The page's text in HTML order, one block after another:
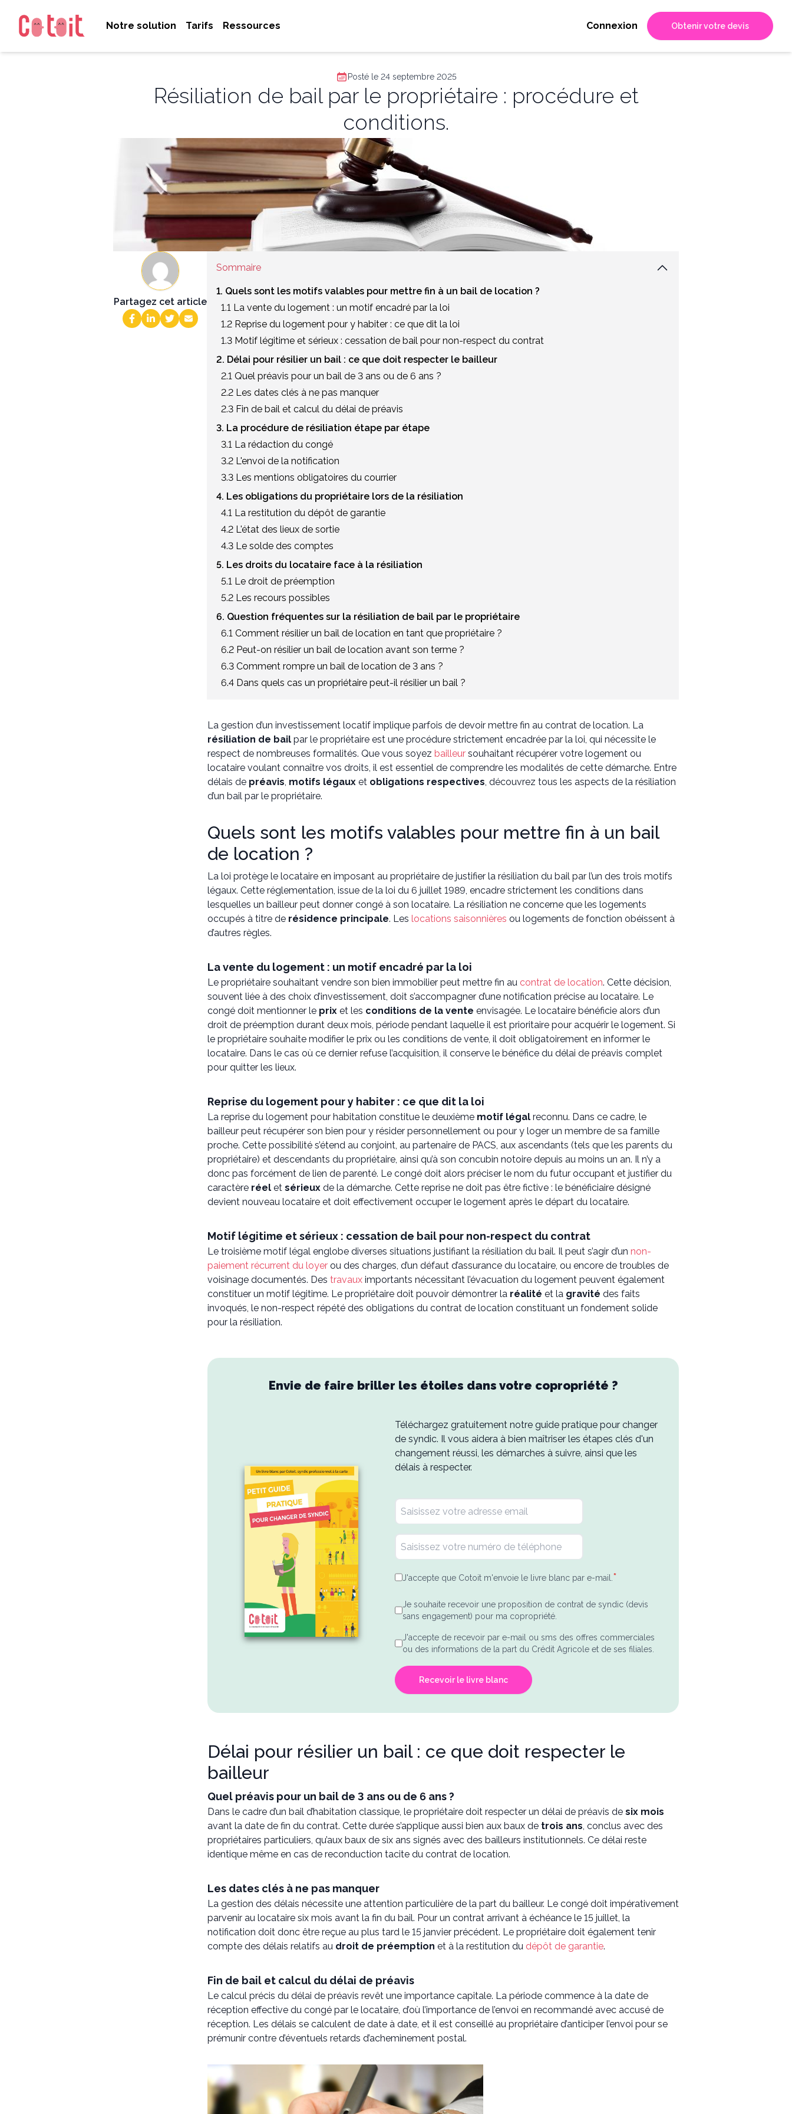
Notre solution Tarifs Ressources Connexion Obtenir votre devis
Posté le 24 septembre 2025
Résiliation de bail par le propriétaire : procédure et
conditions.
Partagez cet article
Sommaire
1. Quels sont les motifs valables pour mettre fin à un bail de location ?
1.1 La vente du logement : un motif encadré par la loi
1.2 Reprise du logement pour y habiter : ce que dit la loi
1.3 Motif légitime et sérieux : cessation de bail pour non-respect du contrat
2. Délai pour résilier un bail : ce que doit respecter le bailleur
2.1 Quel préavis pour un bail de 3 ans ou de 6 ans ?
2.2 Les dates clés à ne pas manquer
2.3 Fin de bail et calcul du délai de préavis
3. La procédure de résiliation étape par étape
3.1 La rédaction du congé
3.2 L'envoi de la notification
3.3 Les mentions obligatoires du courrier
4. Les obligations du propriétaire lors de la résiliation
4.1 La restitution du dépôt de garantie
4.2 L'état des lieux de sortie
4.3 Le solde des comptes
5. Les droits du locataire face à la résiliation
5.1 Le droit de préemption
5.2 Les recours possibles
6. Question fréquentes sur la résiliation de bail par le propriétaire
6.1 Comment résilier un bail de location en tant que propriétaire ?
6.2 Peut-on résilier un bail de location avant son terme ?
6.3 Comment rompre un bail de location de 3 ans ?
6.4 Dans quels cas un propriétaire peut-il résilier un bail ?
La gestion d’un investissement locatif implique parfois de devoir mettre fin au contrat de location. La
résiliation de bail par le propriétaire est une procédure strictement encadrée par la loi, qui nécessite le
respect de nombreuses formalités. Que vous soyez bailleur souhaitant récupérer votre logement ou
locataire voulant connaître vos droits, il est essentiel de comprendre les modalités de cette démarche. Entre
délais de préavis, motifs légaux et obligations respectives, découvrez tous les aspects de la résiliation
d’un bail par le propriétaire.
Quels sont les motifs valables pour mettre fin à un bail
de location ?
La loi protège le locataire en imposant au propriétaire de justifier la résiliation du bail par l’un des trois motifs
légaux. Cette réglementation, issue de la loi du 6 juillet 1989, encadre strictement les conditions dans
lesquelles un bailleur peut donner congé à son locataire. La résiliation ne concerne que les logements
occupés à titre de résidence principale. Les locations saisonnières ou logements de fonction obéissent à
d’autres règles.
La vente du logement : un motif encadré par la loi
Le propriétaire souhaitant vendre son bien immobilier peut mettre fin au contrat de location. Cette décision,
souvent liée à des choix d’investissement, doit s’accompagner d’une notification précise au locataire. Le
congé doit mentionner le prix et les conditions de la vente envisagée. Le locataire bénéficie alors d’un
droit de préemption durant deux mois, période pendant laquelle il est prioritaire pour acquérir le logement. Si
le propriétaire souhaite modifier le prix ou les conditions de vente, il doit obligatoirement en informer le
locataire. Dans le cas où ce dernier refuse l’acquisition, il conserve le bénéfice du délai de préavis complet
pour quitter les lieux.
Reprise du logement pour y habiter : ce que dit la loi
La reprise du logement pour habitation constitue le deuxième motif légal reconnu. Dans ce cadre, le
bailleur peut récupérer son bien pour y résider personnellement ou pour y loger un membre de sa famille
proche. Cette possibilité s’étend au conjoint, au partenaire de PACS, aux ascendants (tels que les parents du
propriétaire) et descendants du propriétaire, ainsi qu’à son concubin notoire depuis au moins un an. Il n’y a
donc pas forcément de lien de parenté. Le congé doit alors préciser le nom du futur occupant et justifier du
caractère réel et sérieux de la démarche. Cette reprise ne doit pas être fictive : le bénéficiaire désigné
devient nouveau locataire et doit effectivement occuper le logement après le départ du locataire.
Motif légitime et sérieux : cessation de bail pour non-respect du contrat
Le troisième motif légal englobe diverses situations justifiant la résiliation du bail. Il peut s’agir d’un non-
paiement récurrent du loyer ou des charges, d’un défaut d’assurance du locataire, ou encore de troubles de
voisinage documentés. Des travaux importants nécessitant l’évacuation du logement peuvent également
constituer un motif légitime. Le propriétaire doit pouvoir démontrer la réalité et la gravité des faits
invoqués, le non-respect répété des obligations du contrat de location constituant un fondement solide
pour la résiliation.
Envie de faire briller les étoiles dans votre copropriété ?
Téléchargez gratuitement notre guide pratique pour changer
de syndic. Il vous aidera à bien maîtriser les étapes clés d'un
changement réussi, les démarches à suivre, ainsi que les
délais à respecter.
J'accepte que Cotoit m'envoie le livre blanc par e-mail. *
Je souhaite recevoir une proposition de contrat de syndic (devis
sans engagement) pour ma copropriété.
J'accepte de recevoir par e-mail ou sms des offres commerciales
ou des informations de la part du Crédit Agricole et de ses filiales.
Recevoir le livre blanc
Délai pour résilier un bail : ce que doit respecter le
bailleur
Quel préavis pour un bail de 3 ans ou de 6 ans ?
Dans le cadre d’un bail d’habitation classique, le propriétaire doit respecter un délai de préavis de six mois
avant la date de fin du contrat. Cette durée s’applique aussi bien aux baux de trois ans, conclus avec des
propriétaires particuliers, qu’aux baux de six ans signés avec des bailleurs institutionnels. Ce délai reste
identique même en cas de reconduction tacite du contrat de location.
Les dates clés à ne pas manquer
La gestion des délais nécessite une attention particulière de la part du bailleur. Le congé doit impérativement
parvenir au locataire six mois avant la fin du bail. Pour un contrat arrivant à échéance le 15 juillet, la
notification doit donc être reçue au plus tard le 15 janvier précédent. Le propriétaire doit également tenir
compte des délais relatifs au droit de préemption et à la restitution du dépôt de garantie.
Fin de bail et calcul du délai de préavis
Le calcul précis du délai de préavis revêt une importance capitale. La période commence à la date de
réception effective du congé par le locataire, d’où l’importance de l’envoi en recommandé avec accusé de
réception. Les délais se calculent de date à date, et il est conseillé au propriétaire d’anticiper l’envoi pour se
prémunir contre d’éventuels retards d’acheminement postal.